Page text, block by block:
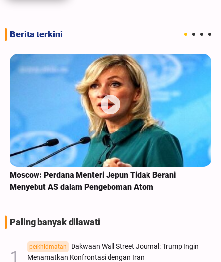
Berita terkini
Moscow: Perdana Menteri Jepun Tidak Berani
Menyebut AS dalam Pengeboman Atom
Paling banyak dilawati
perkhidmatan
Dakwaan Wall Street Journal: Trump Ingin
Menamatkan Konfrontasi dengan Iran